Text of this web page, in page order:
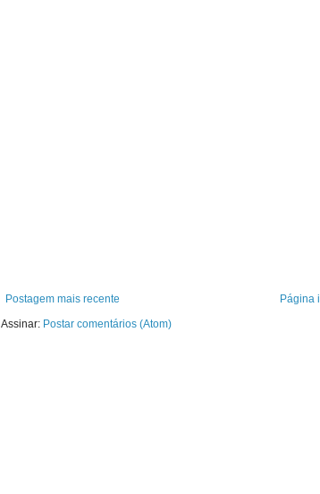
Postagem mais recente
Página
Assinar: Postar comentários (Atom)